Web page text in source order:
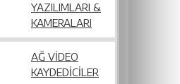
YAZILIMLARI &
KAMERALARI
AĞ VIDEO
KAYDEDICILER